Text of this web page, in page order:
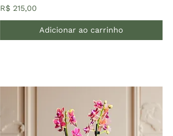
Preço
R$ 215,00
Adicionar ao carrinho